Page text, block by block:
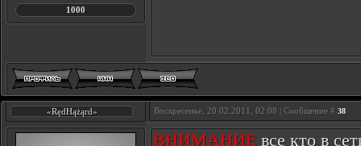
1000
«RędHążąrd» Воскресенье, 20.02.2011, 02:08 | Сообщение # 38
ВНИМАНИЕ все кто в